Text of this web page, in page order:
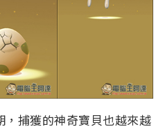
捕獲的神奇寶貝也越來越